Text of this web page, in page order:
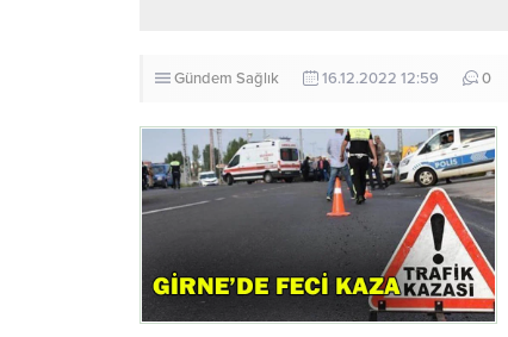
Gündem Sağlık 16.12.2022 12:59 0